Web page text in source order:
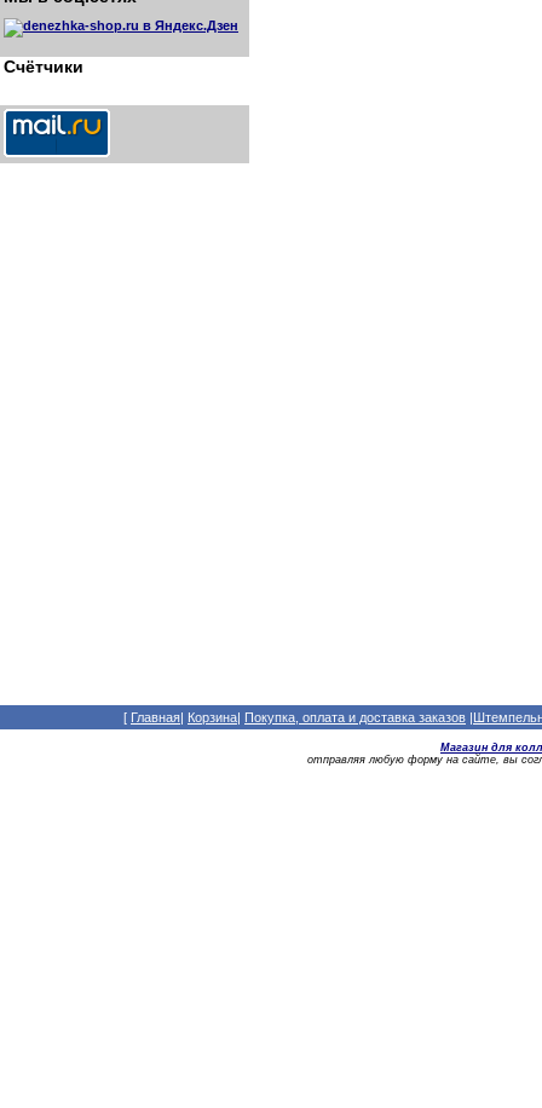
Счётчики
[ Главная| Корзина| Покупка, оплата и доставка заказов |
Магазин для
отправляя любую форму на сайте, вы